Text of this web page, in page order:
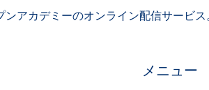
アカデミーのオンライン配信サービ
メニュー